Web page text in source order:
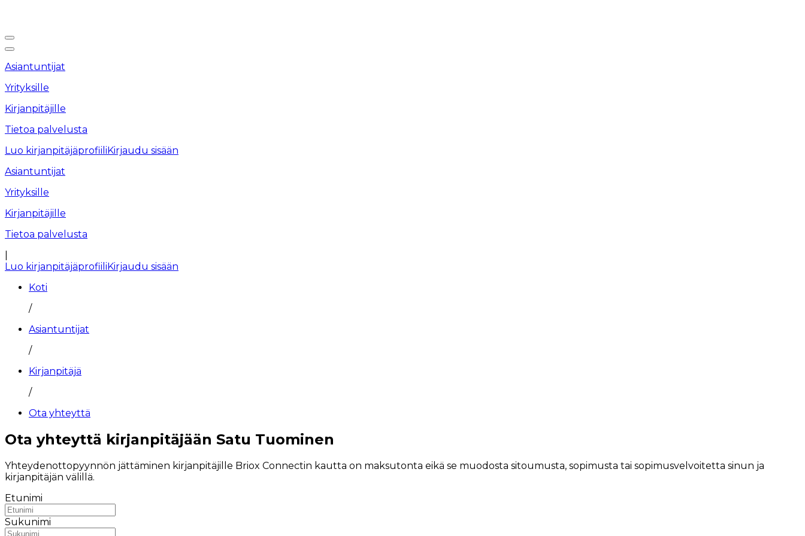
Asiantuntijat
Yrityksille
Kirjanpitäjille
Tietoa palvelusta
Luo kirjanpitäjäprofiiliKirjaudu sisään
Asiantuntijat
Yrityksille
Kirjanpitäjille
Tietoa palvelusta
Luo kirjanpitäjäprofiiliKirjaudu sisään
Koti
/
Asiantuntijat
/
Kirjanpitäjä
/
Ota yhteyttä
Ota yhteyttä kirjanpitäjään Satu Tuominen
Yhteydenottopyynnön jättäminen kirjanpitäjille Briox Connectin kautta on maksutonta eikä se muodosta sitoumusta, sopimusta tai sopimusvelvoitetta sinun ja
kirjanpitäjän välillä.
Etunimi
Sukunimi